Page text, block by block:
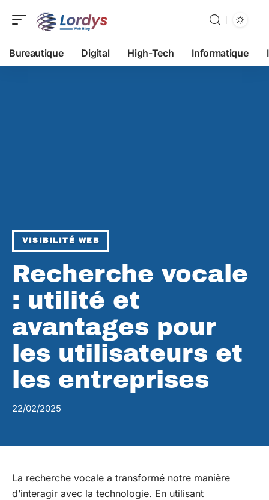
Bureautique Digital High-Tech Informatique
VISIBILITÉ WEB
Recherche vocale
: utilité et
avantages pour
les utilisateurs et
les entreprises
22/02/2025
La recherche vocale a transformé notre manière
d’interagir avec la technologie. En utilisant